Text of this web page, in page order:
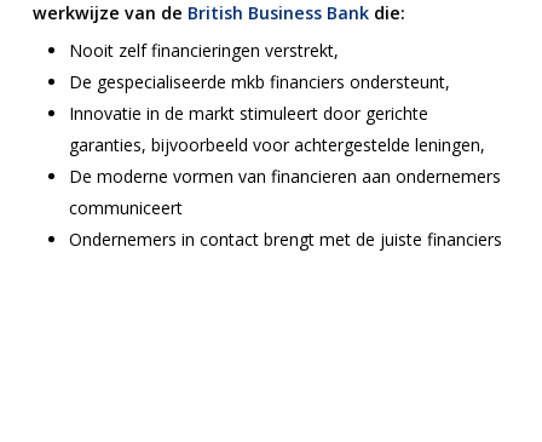
werkwijze van de British Business Bankdie:
Nooit zelf financieringen verstrekt,
De gespecialiseerde mkb financiers ondersteunt,
Innovatie in de markt stimuleert door gerichte
garanties, bijvoorbeeld voor achtergestelde leningen,
De moderne vormen van financieren aan ondernemers
communiceert
Ondernemers in contact brengt met de juiste financiers